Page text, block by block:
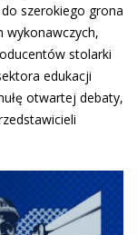
szerokiego grona
wykonawczych,
stolarki
edukacji
otwartej debaty,